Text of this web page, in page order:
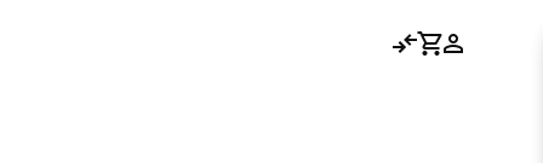
Usporedi
Košarica
Prijavi se